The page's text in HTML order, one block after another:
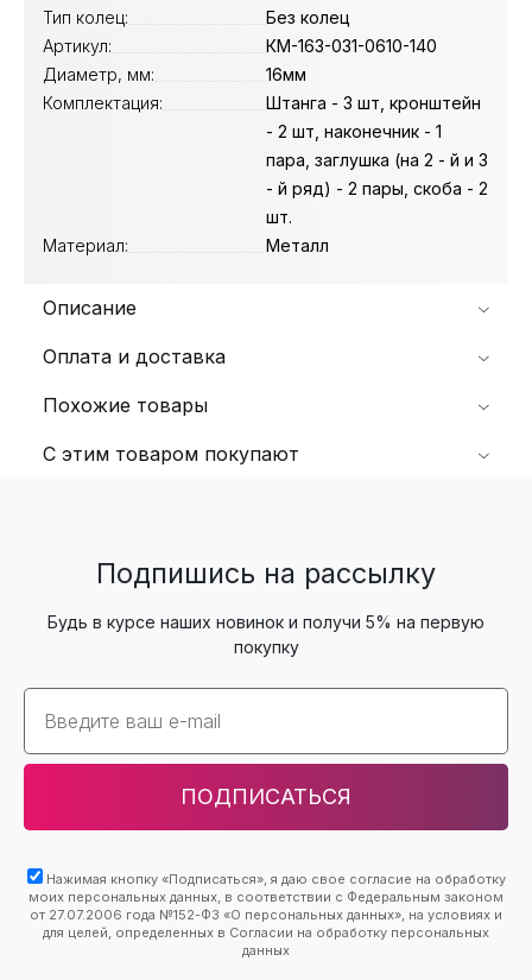
С этим товаром покупают
Тип колец:
Без колец
Артикул:
КМ-163-031-0610-140
Диаметр, мм:
16мм
Комплектация:
Штанга - 3 шт, кронштейн
- 2 шт, наконечник - 1
пара, заглушка (на 2 - й и 3
- й ряд) - 2 пары, скоба - 2
шт.
Материал:
Металл
Описание
Оплата и доставка
Похожие товары
Подпишись на рассылку
Будь в курсе наших новинок и получи 5% на первую
покупку
Email
ПОДПИСАТЬСЯ
Нажимая кнопку «Подписаться», я даю свое согласие на обработку
моих персональных данных, в соответствии с Федеральным законом
от 27.07.2006 года №152-ФЗ «О персональных данных», на условиях и
для целей, определенных в Согласии на обработку персональных
данных